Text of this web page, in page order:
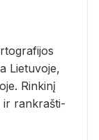
Lie­tu­vo­je,
Rin­ki­nį
ir rank­raš­ti­